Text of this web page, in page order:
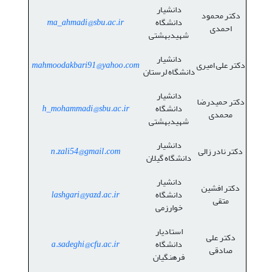
دکتر محمود
احمدی
دانشیار
دانشگاه
شهیدبهشتی
ma_ahmadi@sbu.ac.ir
دکتر علی امیری دانشیار
دانشگاه لرستان mahmoodakbari91@yahoo.com
دکتر حمیدرضا
محمدی
دانشیار
دانشگاه
شهیدبهشتی
h_mohammadi@sbu.ac.ir
دکتر نادر زالی دانشیار
دانشگاه گیلان n.zali54@gmail.com
دکتر افشین
متقی
دانشیار
دانشگاه
خوارزمی
lashgari@yazd.ac.ir
دکتر علی
صادقی
استادیار
دانشگاه
فرهنگیان
a.sadeghi@cfu.ac.ir